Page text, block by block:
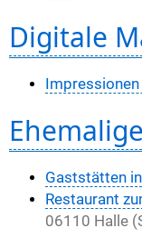
Digitale
Impressionen
Gaststätten
Restaurant
06110 Halle